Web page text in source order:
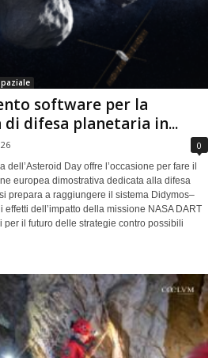
software per la
di difesa planetaria in...
0
dell’Asteroid Day offre l’occasione per fare il
europea dimostrativa dedicata alla difesa
prepara a raggiungere il sistema Didymos–
dell’impatto della missione NASA DART
il futuro delle strategie contro possibili